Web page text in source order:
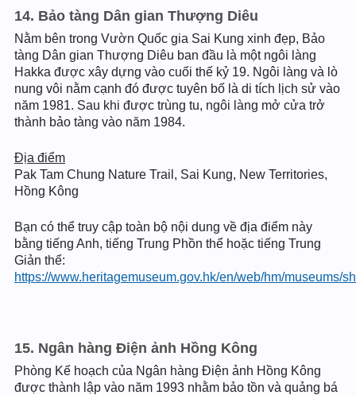
14. Bảo tàng Dân gian Thượng Diêu
Nằm bên trong Vườn Quốc gia Sai Kung xinh đẹp, Bảo
tàng Dân gian Thượng Diêu ban đầu là một ngôi làng
Hakka được xây dựng vào cuối thế kỷ 19. Ngôi làng và lò
nung vôi nằm cạnh đó được tuyên bố là di tích lịch sử vào
năm 1981. Sau khi được trùng tu, ngôi làng mở cửa trở
thành bảo tàng vào năm 1984.
Địa điểm
Pak Tam Chung Nature Trail, Sai Kung, New Territories,
Hồng Kông
Bạn có thể truy cập toàn bộ nội dung về địa điểm này
bằng tiếng Anh, tiếng Trung Phồn thể hoặc tiếng Trung
Giản thể:
https://www.heritagemuseum.gov.hk/en/web/hm/museums/
15. Ngân hàng Điện ảnh Hồng Kông
Phòng Kế hoạch của Ngân hàng Điện ảnh Hồng Kông
được thành lập vào năm 1993 nhằm bảo tồn và quảng bá